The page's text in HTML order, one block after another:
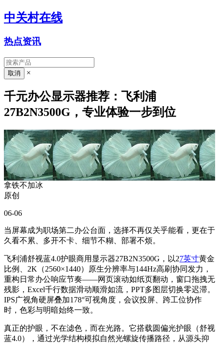
中关村在线
热点资讯
×
千元办公显示器推荐：飞利浦
27B2N3500G，专业体验一步到位
拿铁不加冰
原创
06-06
当屏幕成为职场第二办公台面，选择不再仅关乎能看，更在于
久看不累、多开不卡、细节不糊、部署不烦。
飞利浦舒视蓝4.0护眼商用显示器27B2N3500G，以27英寸黄金
比例、2K（2560×1440）原生分辨率与144Hz高刷协同发力，
重构日常办公响应节奏——网页滚动如纸页翻动，窗口拖拽无
残影，Excel千行数据滑动顺滑如流，PPT多图层切换零迟滞。
IPS广视角硬屏叠加178°可视角度，会议投屏、跨工位协作
时，色彩与明暗始终一致。
真正的护眼，不在滤色，而在光路。它搭载圆偏光护眼（舒视
蓝4.0），通过光学结构模拟自然光螺旋传播路径，从源头抑